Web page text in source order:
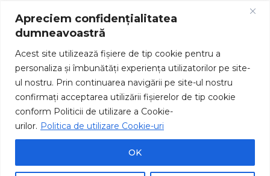
Apreciem confidențialitatea
dumneavoastră
Acest site utilizează fişiere de tip cookie pentru a
personaliza și îmbunătăți experiența utilizatorilor pe site-
ul nostru. Prin continuarea navigării pe site-ul nostru
confirmați acceptarea utilizării fişierelor de tip cookie
conform Politicii de utilizare a Cookie-
urilor. Politica de utilizare Cookie-uri
OK
Drepturi de autor © 2026